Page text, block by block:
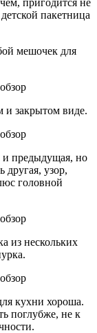
пакетница
мешочек для
и закрытом виде.
и предыдущая, но
узор,
головной
из нескольких
кухни хороша.
поглубже, не к